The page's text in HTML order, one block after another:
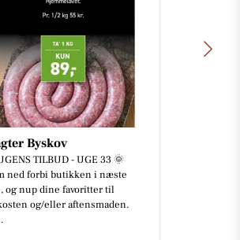
Byskov
TILBUD - UGE 33 🌞
ned forbi butikken i næste
og nup dine favoritter til
og/eller aftensmaden.